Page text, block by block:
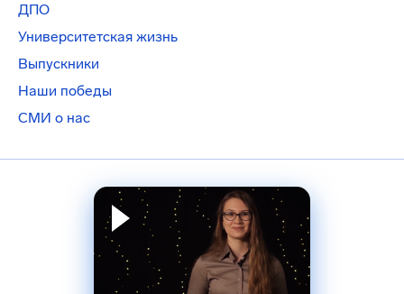
ДПО
Университетская жизнь
Выпускники
Наши победы
СМИ о нас